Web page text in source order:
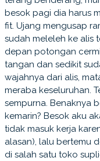
besok pagi dia harus
fit. Ujang mengusap
sudah meleleh ke alis
depan potongan
tangan dan sedikit
wajahnya dari alis,
meraba keseluruhan.
sempurna. Benaknya
kemarin? Besok aku
tidak masuk kerja
alasan), lalu bertemu
di salah satu toko